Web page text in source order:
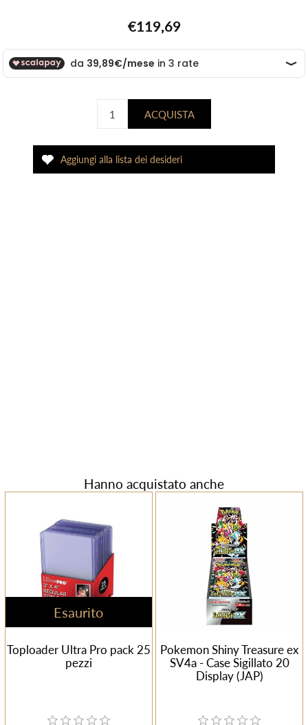
€119,69
Hanno acquistato anche
Esaurito
Toploader Ultra Pro pack 25
pezzi
Pokemon Shiny Treasure ex
SV4a - Case Sigillato 20
Display (JAP)